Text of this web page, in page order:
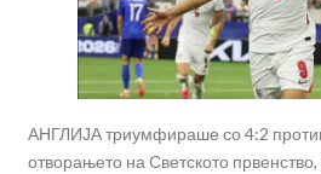
АНГЛИЈА триумфираше со 4:2
отворањето на Светското